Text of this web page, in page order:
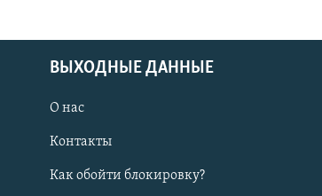
ВЫХОДНЫЕ ДАННЫЕ
О нас
Контакты
Как обойти блокировку?